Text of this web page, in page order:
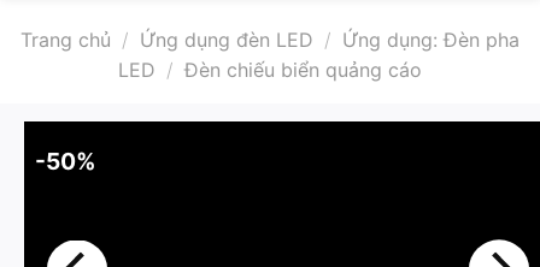
Trang chủ / Ứng dụng đèn LED / Ứng dụng: Đèn pha
LED / Đèn chiếu biển quảng cáo
-50%